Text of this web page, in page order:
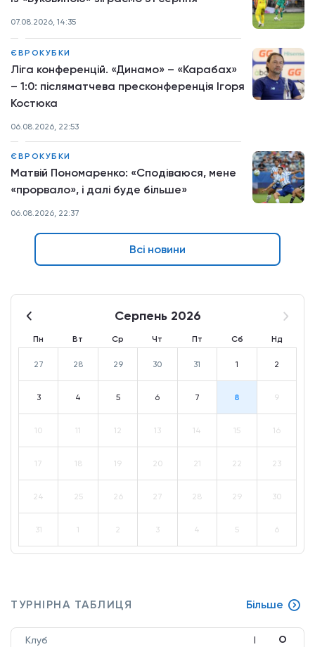
07.08.2026, 14:35
ЄВРОКУБКИ
Ліга конференцій. «Динамо» – «Карабах»
– 1:0: післяматчева пресконференція Ігоря
Костюка
06.08.2026, 22:53
ЄВРОКУБКИ
Матвій Пономаренко: «Сподіваюся, мене
«прорвало», і далі буде більше»
06.08.2026, 22:37
Всі новини
Серпень 2026
Пн Вт Ср Чт Пт Сб Нд
27 28 29 30 31 1 2
3 4 5 6 7 8 9
10 11 12 13 14 15 16
17 18 19 20 21 22 23
24 25 26 27 28 29 30
31 1 2 3 4 5 6
ТУРНІРНА ТАБЛИЦЯ Більше
Клуб І О